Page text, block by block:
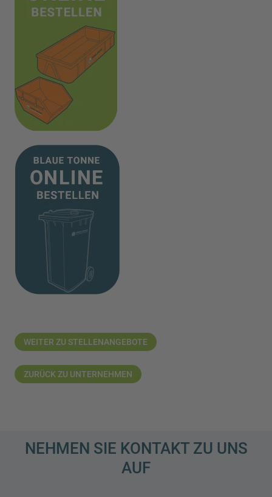
WEITER ZU STELLENANGEBOTE
ZURÜCK ZU UNTERNEHMEN
NEHMEN SIE KONTAKT ZU UNS
AUF